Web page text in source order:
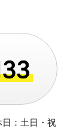
：土日・祝